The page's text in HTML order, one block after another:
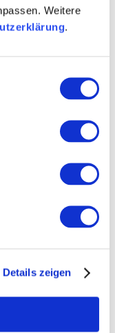
Weitere
.
Details zeigen